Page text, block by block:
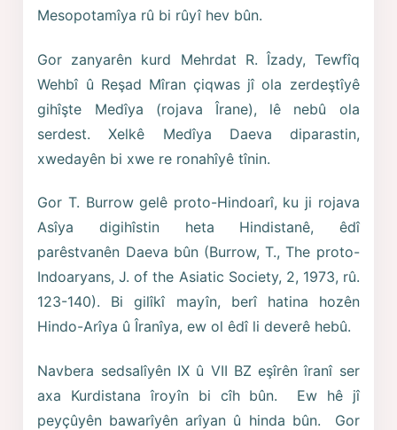
Mesopotamîya rû bi rûyî hev bûn.
Gor zanyarên kurd Mehrdat R. Îzady, Tewfîq
Wehbî û Reşad Mîran çiqwas jî ola zerdeştîyê
gihîşte Medîya (rojava Îrane), lê nebû ola
serdest. Xelkê Medîya Daeva diparastin,
xwedayên bi xwe re ronahîyê tînin.
Gor T. Burrow gelê proto-Hindoarî, ku ji rojava
Asîya digihîstin heta Hindistanê, êdî
parêstvanên Daeva bûn (Burrow, T., The proto-
Indoaryans, J. of the Asiatic Society, 2, 1973, rû.
123-140). Bi gilîkî mayîn, berî hatina hozên
Hindo-Arîya û Îranîya, ew ol êdî li deverê hebû.
Navbera sedsalîyên IX û VII BZ eşîrên îranî ser
axa Kurdistana îroyîn bi cîh bûn. Ew hê jî
peyçûyên bawarîyên arîyan û hinda bûn. Gor